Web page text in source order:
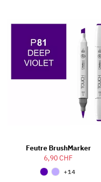
Feutre BrushMarker
6,90 CHF
+14